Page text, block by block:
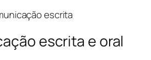
escrita e oral